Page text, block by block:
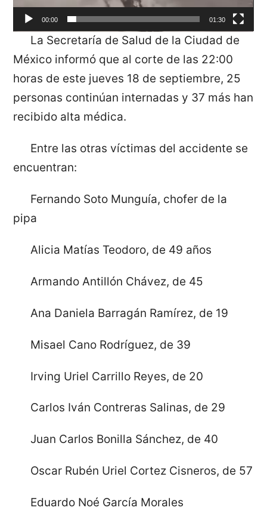
00:00 01:30
La Secretaría de Salud de la Ciudad de
México informó que al corte de las 22:00
horas de este jueves 18 de septiembre, 25
personas continúan internadas y 37 más han
recibido alta médica.
Entre las otras víctimas del accidente se
encuentran:
Fernando Soto Munguía, chofer de la
pipa
Alicia Matías Teodoro, de 49 años
Armando Antillón Chávez, de 45
Ana Daniela Barragán Ramírez, de 19
Misael Cano Rodríguez, de 39
Irving Uriel Carrillo Reyes, de 20
Carlos Iván Contreras Salinas, de 29
Juan Carlos Bonilla Sánchez, de 40
Oscar Rubén Uriel Cortez Cisneros, de 57
Eduardo Noé García Morales